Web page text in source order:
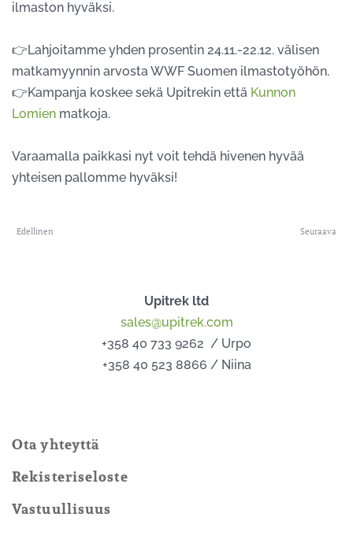
ilmaston hyväksi.
👉Lahjoitamme yhden prosentin 24.11.-22.12. välisen
matkamyynnin arvosta WWF Suomen ilmastotyöhön.
👉Kampanja koskee sekä Upitrekin että Kunnon
Lomien matkoja.
Varaamalla paikkasi nyt voit tehdä hivenen hyvää
yhteisen pallomme hyväksi!
Edellinen Seuraava
Upitrek ltd
sales@upitrek.com
+358 40 733 9262 / Urpo
+358 40 523 8866 / Niina
Ota yhteyttä
Rekisteriseloste
Vastuullisuus